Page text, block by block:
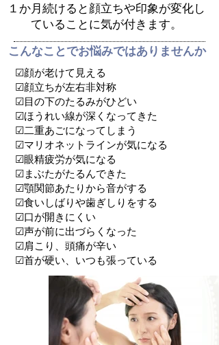
１か月続けると顔立ちや印象が変化し
ていることに気が付きます。
こんなことでお悩みではありませんか
☑顔が老けて見える
☑顔立ちが左右非対称
☑目の下のたるみがひどい
☑ほうれい線が深くなってきた
​☑二重あごになってしまう
☑マリオネットラインが気になる
☑眼精疲労が気になる
☑まぶたがたるんできた
☑顎関節あたりから音がする
☑食いしばりや歯ぎしりをする
☑口が開きにくい
☑声が前に出づらくなった
☑肩こり、頭痛が辛い
☑首が硬い、いつも張っている